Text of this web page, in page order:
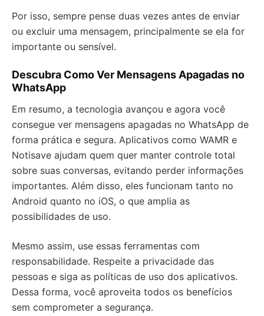
Por isso, sempre pense duas vezes antes de enviar
ou excluir uma mensagem, principalmente se ela for
importante ou sensível.
Descubra Como Ver Mensagens Apagadas no
WhatsApp
Em resumo, a tecnologia avançou e agora você
consegue ver mensagens apagadas no WhatsApp de
forma prática e segura. Aplicativos como WAMR e
Notisave ajudam quem quer manter controle total
sobre suas conversas, evitando perder informações
importantes. Além disso, eles funcionam tanto no
Android quanto no iOS, o que amplia as
possibilidades de uso.
Mesmo assim, use essas ferramentas com
responsabilidade. Respeite a privacidade das
pessoas e siga as políticas de uso dos aplicativos.
Dessa forma, você aproveita todos os benefícios
sem comprometer a segurança.